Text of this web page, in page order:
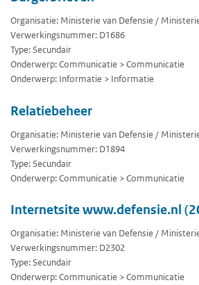
Organisatie: Ministerie van Defensie /
Verwerkingsnummer: D1686
Type: Secundair
Onderwerp: Communicatie > Communicatie
Onderwerp: Informatie > Informatie
Relatiebeheer
Organisatie: Ministerie van Defensie /
Verwerkingsnummer: D1894
Type: Secundair
Onderwerp: Communicatie > Communicatie
Internetsite www.defensie.nl
Organisatie: Ministerie van Defensie /
Verwerkingsnummer: D2302
Type: Secundair
Onderwerp: Communicatie > Communicatie